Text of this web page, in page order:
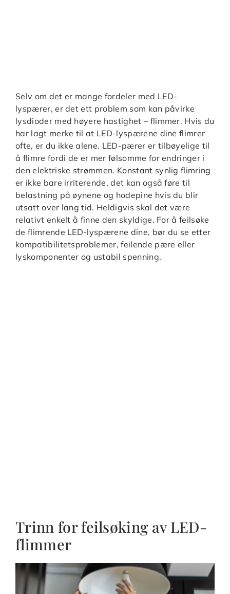
Selv om det er mange fordeler med LED-
lyspærer, er det ett problem som kan påvirke
lysdioder med høyere hastighet – flimmer. Hvis du
har lagt merke til at LED-lyspærene dine flimrer
ofte, er du ikke alene. LED-pærer er tilbøyelige til
å flimre fordi de er mer følsomme for endringer i
den elektriske strømmen. Konstant synlig flimring
er ikke bare irriterende, det kan også føre til
belastning på øynene og hodepine hvis du blir
utsatt over lang tid. Heldigvis skal det være
relativt enkelt å finne den skyldige. For å feilsøke
de flimrende LED-lyspærene dine, bør du se etter
kompatibilitetsproblemer, feilende pære eller
lyskomponenter og ustabil spenning.
Trinn for feilsøking av LED-
flimmer